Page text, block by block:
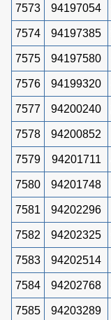
7573 94197054
7574 94197385
7575 94197580
7576 94199320
7577 94200240
7578 94200852
7579 94201711
7580 94201748
7581 94202296
7582 94202325
7583 94202514
7584 94202768
7585 94203289